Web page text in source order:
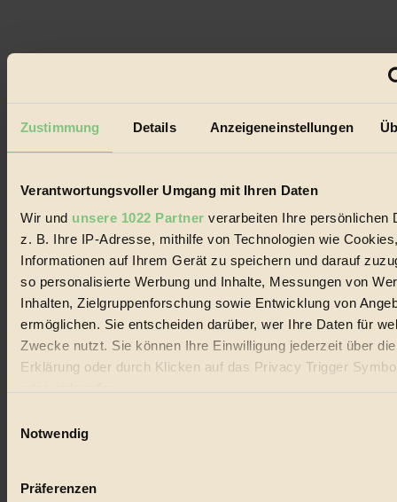
Zustimmung Details Anzeigeneinstellungen
Verantwortungsvoller Umgang mit Ihren Daten
Wir und unsere 1022 Partner verarbeiten Ihre persönlichen
z. B. Ihre IP-Adresse, mithilfe von Technologien wie
Informationen auf Ihrem Gerät zu speichern und darauf
so personalisierte Werbung und Inhalte, Messungen von
Inhalten, Zielgruppenforschung sowie Entwicklung von
ermöglichen. Sie entscheiden darüber, wer Ihre Daten für
Zwecke nutzt. Sie können Ihre Einwilligung jederzeit über
Erklärung oder durch Klicken auf das Privacy Trigger
Wenn Sie es erlauben, würden wir auch gerne:
Ihr Gerät durch aktives Scannen nach bestimmten
Notwendig
Präferenzen
© 2026 Biorama GmbH
Datenschutz
Mediadaten
Biorama steht für einen nachhaltigen Lebensstil und bewussten
und Produkte, ein Leitfaden im schnell wachsenden Markt des
Handels mit Bioprodukten, des Fair-Trade sowie der Branche
alternativer Energien.
Social Media
22.601 Fans auf Facebook
3.415 Follower auf Twitter
Folge uns auf Instagram
Themen
Bio
#
Nachhaltigkeit